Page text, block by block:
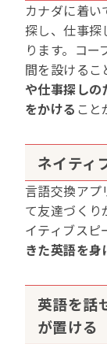
カナダに着
探し、仕事探
ります。コ
間を設けるこ
や仕事探しの
をかける こと
ネイティ
言語交換アプ
て友達づく
イティブスピ
きた英語を身
英語を話
が置ける